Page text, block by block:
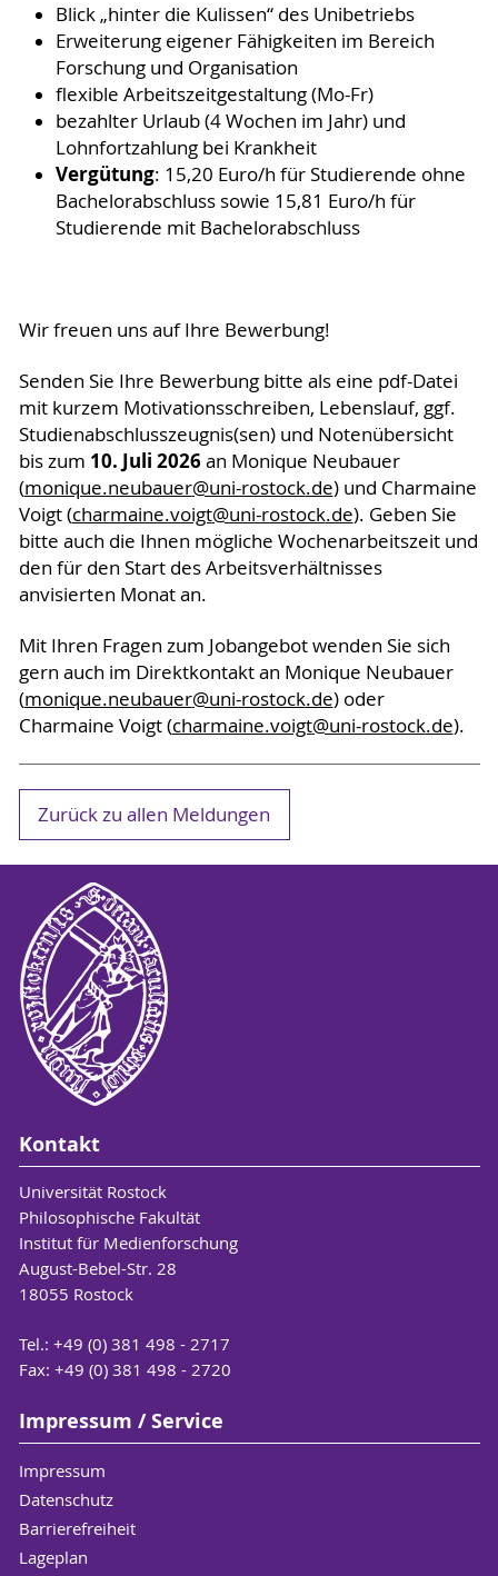
Blick „hinter die Kulissen“ des Unibetriebs
Erweiterung eigener Fähigkeiten im Bereich
Forschung und Organisation
flexible Arbeitszeitgestaltung (Mo-Fr)
bezahlter Urlaub (4 Wochen im Jahr) und
Lohnfortzahlung bei Krankheit
Vergütung: 15,20 Euro/h für Studierende ohne
Bachelorabschluss sowie 15,81 Euro/h für
Studierende mit Bachelorabschluss
Wir freuen uns auf Ihre Bewerbung!
Senden Sie Ihre Bewerbung bitte als eine pdf-Datei
mit kurzem Motivationsschreiben, Lebenslauf, ggf.
Studienabschlusszeugnis(sen) und Notenübersicht
bis zum 10. Juli 2026an Monique Neubauer
(monique.neubauer@uni-rostock.de) und Charmaine
Voigt (charmaine.voigt@uni-rostock.de). Geben Sie
bitte auch die Ihnen mögliche Wochenarbeitszeit und
den für den Start des Arbeitsverhältnisses
anvisierten Monat an.
Mit Ihren Fragen zum Jobangebot wenden Sie sich
gern auch im Direktkontakt an Monique Neubauer
(monique.neubauer@uni-rostock.de) oder
Charmaine Voigt (charmaine.voigt@uni-rostock.de).
Zurück zu allen Meldungen
Kontakt
Universität Rostock
Philosophische Fakultät
Institut für Medienforschung
August-Bebel-Str. 28
18055 Rostock
Tel.: +49 (0) 381 498 - 2717
Fax: +49 (0) 381 498 - 2720
Impressum / Service
Impressum
Datenschutz
Barrierefreiheit
Lageplan